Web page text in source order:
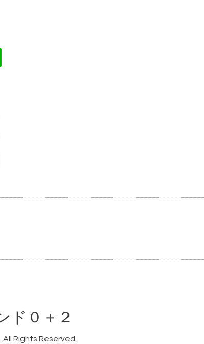
ド０＋２
. All Rights Reserved.